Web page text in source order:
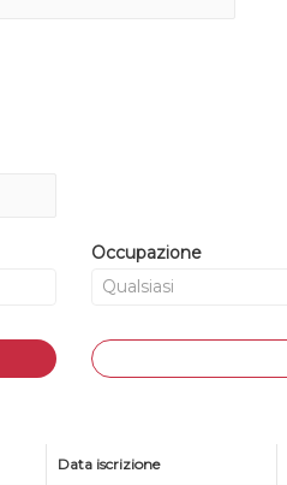
Occupazione
Data iscrizione